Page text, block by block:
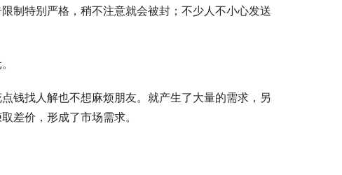
制特别严格，稍不注意就会被封；不少人不小心发送
钱找人解也不想麻烦朋友。就产生了大量的需求，另
差价，形成了市场需求。